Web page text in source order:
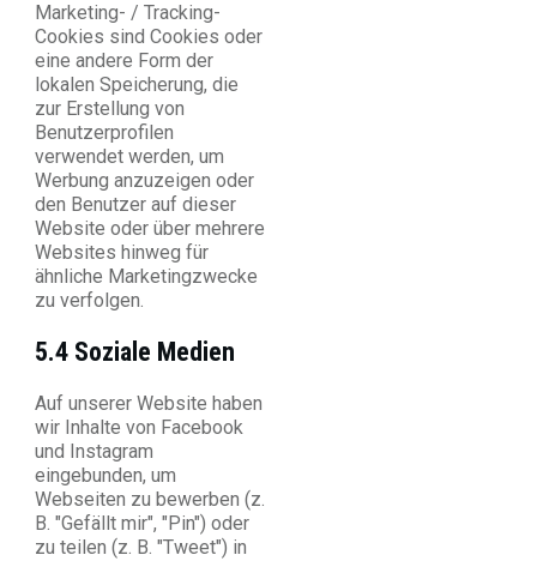
Marketing- / Tracking-
Cookies sind Cookies oder
eine andere Form der
lokalen Speicherung, die
zur Erstellung von
Benutzerprofilen
verwendet werden, um
Werbung anzuzeigen oder
den Benutzer auf dieser
Website oder über mehrere
Websites hinweg für
ähnliche Marketingzwecke
zu verfolgen.
5.4 Soziale Medien
Auf unserer Website haben
wir Inhalte von Facebook
und Instagram
eingebunden, um
Webseiten zu bewerben (z.
B. "Gefällt mir", "Pin") oder
zu teilen (z. B. "Tweet") in